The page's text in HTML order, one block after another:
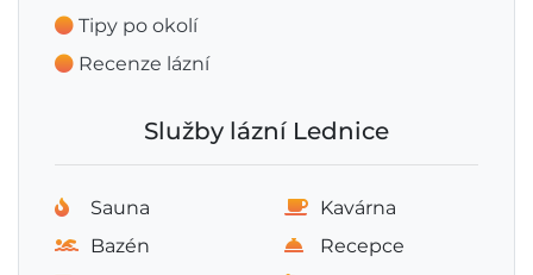
Tipy po okolí
Recenze lázní
Služby lázní Lednice
Sauna
Kavárna
Bazén
Recepce